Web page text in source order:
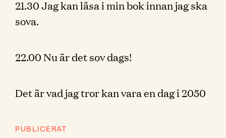
21.30 Jag kan läsa i min bok innan jag ska
sova.
22.00 Nu är det sov dags!
Det är vad jag tror kan vara en dag i 2050
PUBLICERAT